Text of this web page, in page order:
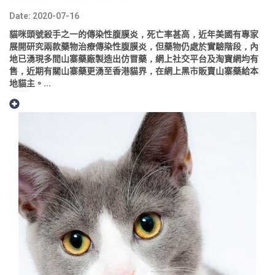
Date: 2020-07-16
貓咪頭號殺手之一的傳染性腹膜炎，死亡率甚高，近年美國有專家
展開研究兩款藥物治療傳染性腹膜炎，但藥物仍處於實驗階段，內
地已湧現多間山寨藥廠製造出仿冒藥，網上社交平台及淘寶網均有
售，近期有關山寨藥更湧至香港貓界，在網上黑市販賣山寨藥給本
地貓主。...